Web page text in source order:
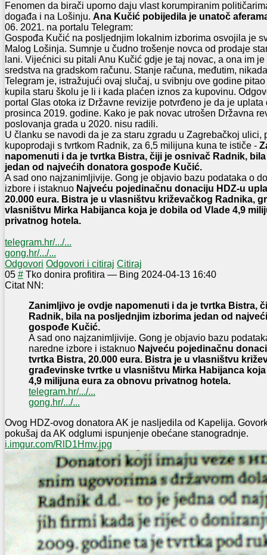
Fenomen da birači uporno daju vlast korumpiranim
događa i na Lošinju. Ana Kučić pobijedila je unatoč
06. 2021. na portalu Telegram:
Gospođa Kučić na posljednjim lokalnim izborima osvojila je
Malog Lošinja. Sumnje u čudno trošenje novca od prodaje
lani. Vijećnici su pitali Anu Kučić gdje je taj novac, a ona im
sredstva na gradskom računu. Stanje računa, međutim,
Telegram je, istražujući ovaj slučaj, u svibnju ove godine
kupila staru školu je li i kada plaćen iznos za kupovinu.
portal Glas otoka iz Državne revizije potvrđeno je da je
prosinca 2019. godine. Kako je pak novac utrošen Državna
poslovanja grada u 2020. nisu radili.
U članku se navodi da je za staru zgradu u Zagrebačkoj ulici,
kupoprodaji s tvrtkom Radnik, za 6,5 milijuna kuna te ističe -
napomenuti i da je tvrtka Bistra, čiji je osnivač Radnik,
jedan od najvećih donatora gospođe Kučić.
A sad ono najzanimljivije. Gong je objavio bazu podataka o
izbore i istaknuo Najveću pojedinačnu donaciju HDZ-u
20.000 eura. Bistra je u vlasništvu križevačkog Radnika,
vlasništvu Mirka Habijanca koja je dobila od Vlade 4,9
privatnog hotela.
telegram.hr/.../...
gong.hr/.../...
Odgovori Odgovori i citiraj Citiraj
05 # Tko donira profitira — Bing 2024-04-13 16:40
Citat NN:
Zanimljivo je ovdje napomenuti i da je tvrtka Bistra,
Radnik, bila na posljednjim izborima jedan od
gospođe Kučić.
A sad ono najzanimljivije. Gong je objavio bazu
naredne izbore i istaknuo Najveću pojedinačnu
tvrtka Bistra, 20.000 eura. Bistra je u vlasništvu
građevinske tvrtke u vlasništvu Mirka Habijanca
4,9 milijuna eura za obnovu privatnog hotela.
telegram.hr/.../...
gong.hr/.../...
Ovog HDZ-ovog donatora AK je nasljedila od Kapelija.
pokušaj da AK odglumi ispunjenje obećane stanogradnje.
i.imgur.com/RlD1Hmv.jpg